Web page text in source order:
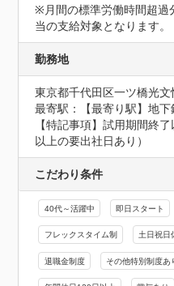
※月間の標準労働時間超過
当の支給対象となります。
勤務地
東京都千代田区一ツ橋光文
最寄駅：【最寄り駅】地
【特記事項】試用期間終
以上の要出社日あり）
こだわり条件
40代～活躍中 即日スタート
フレックスタイム制 土日祝日
退職金制度 その他特別制度あ